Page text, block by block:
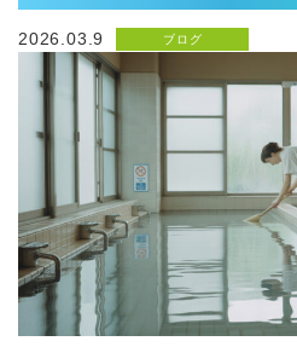
2026.03.9 ブログ